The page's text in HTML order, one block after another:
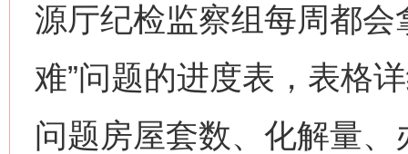
源厅纪检监察组每周都会
难”问题的进度表，表格
问题房屋套数、化解量